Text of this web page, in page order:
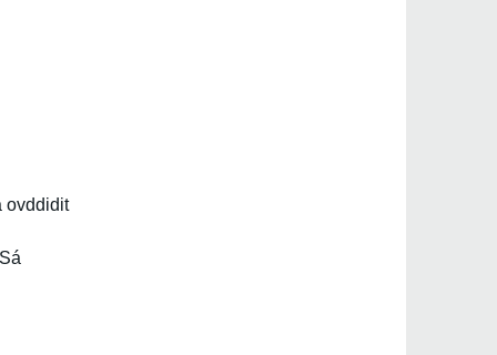
ovddidit
Sá